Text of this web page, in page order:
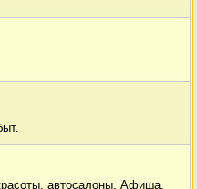
автосалоны, Афиша,